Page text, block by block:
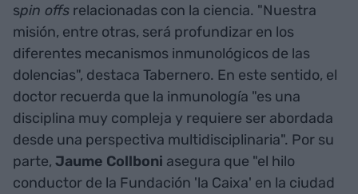
spin offs relacionadas con la ciencia. "Nuestra
misión, entre otras, será profundizar en los
diferentes mecanismos inmunológicos de las
dolencias", destaca Tabernero. En este sentido, el
doctor recuerda que la inmunología "es una
disciplina muy compleja y requiere ser abordada
desde una perspectiva multidisciplinaria". Por su
parte, Jaume Collboni asegura que "el hilo
conductor de la Fundación 'la Caixa' en la ciudad